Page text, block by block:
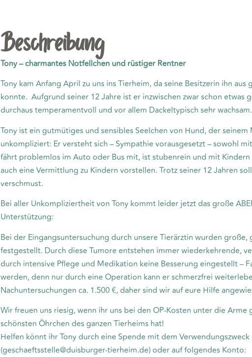
Beschreibung
Tony – charmantes Notfellchen und rüstiger Rentner
Tony kam Anfang April zu uns ins Tierheim, da seine Besitzerin ihn
konnte. Aufgrund seiner 12 Jahre ist er inzwischen zwar schon
durchaus temperamentvoll und vor allem Dackeltypisch sehr wachsam.
Tony ist ein gutmütiges und sensibles Seelchen von Hund, der
unkompliziert: Er versteht sich – Sympathie vorausgesetzt – sowohl
fährt problemlos im Auto oder Bus mit, ist stubenrein und mit
auch eine Vermittlung zu Kindern vorstellen. Trotz seiner 12 Jahren
verschmust.
Bei aller Unkompliziertheit von Tony kommt leider jetzt das große
Unterstützung:
Bei der Eingangsuntersuchung durch unsere Tierärztin wurden
festgestellt. Durch diese Tumore entstehen immer wiederkehrende,
durch intensive Pflege und Medikation keine Besserung eingestellt –
werden, denn nur durch eine Operation kann er schmerzfrei
Nachuntersuchungen ca. 1.500 €, daher sind wir auf eure Hilfe
Wir freuen uns riesig, wenn ihr uns bei den OP-Kosten unter die
schönsten Öhrchen des ganzen Tierheims hat!
Helfen könnt ihr Tony durch eine Spende mit dem Verwendungszweck
(geschaeftsstelle@duisburger-tierheim.de) oder auf folgendes Konto: